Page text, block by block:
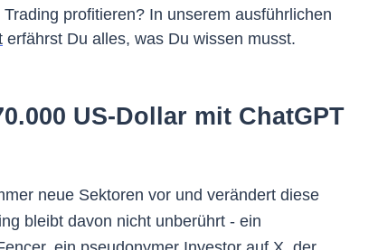
profitieren? In unserem ausführlichen
erfährst Du alles, was Du wissen musst.
US-Dollar mit ChatGPT
neue Sektoren vor und verändert diese
bleibt davon nicht unberührt - ein